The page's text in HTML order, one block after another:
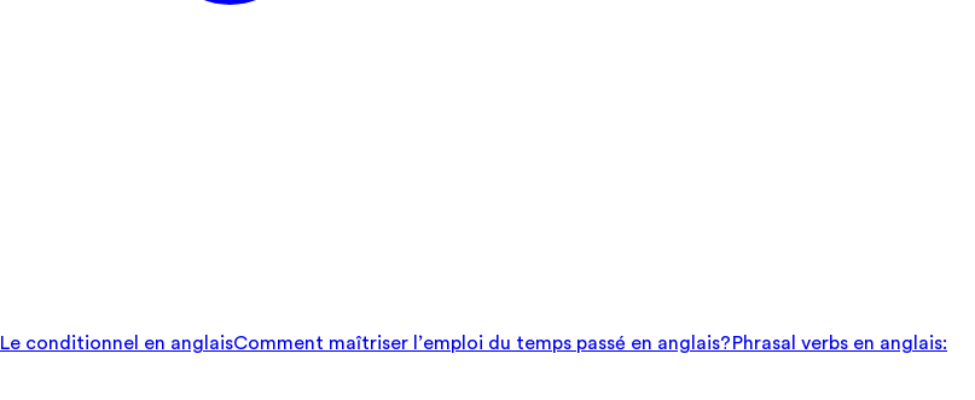
Le conditionnel en anglaisComment maîtriser l’emploi du temps passé en anglais?Phrasal verbs en anglais: